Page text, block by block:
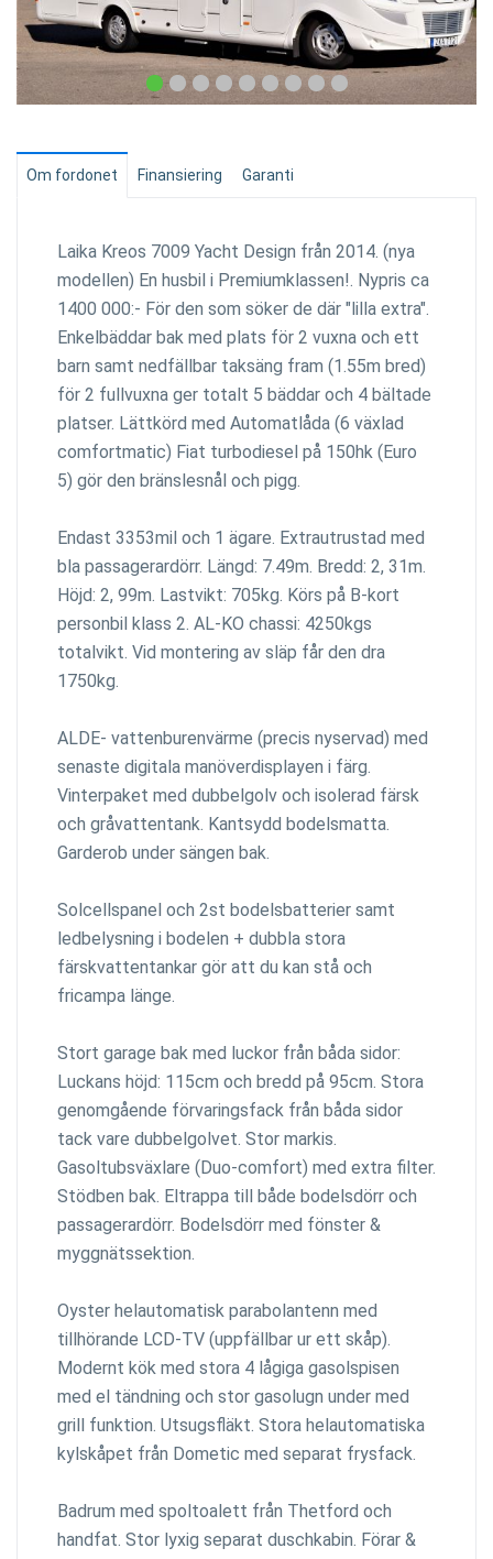
Om fordonet Finansiering Garanti
Laika Kreos 7009 Yacht Design från 2014. (nya
modellen) En husbil i Premiumklassen!. Nypris ca
1400 000:- För den som söker de där "lilla extra".
Enkelbäddar bak med plats för 2 vuxna och ett
barn samt nedfällbar taksäng fram (1.55m bred)
för 2 fullvuxna ger totalt 5 bäddar och 4 bältade
platser. Lättkörd med Automatlåda (6 växlad
comfortmatic) Fiat turbodiesel på 150hk (Euro
5) gör den bränslesnål och pigg.
Endast 3353mil och 1 ägare. Extrautrustad med
bla passagerardörr. Längd: 7.49m. Bredd: 2, 31m.
Höjd: 2, 99m. Lastvikt: 705kg. Körs på B-kort
personbil klass 2. AL-KO chassi: 4250kgs
totalvikt. Vid montering av släp får den dra
1750kg.
ALDE- vattenburenvärme (precis nyservad) med
senaste digitala manöverdisplayen i färg.
Vinterpaket med dubbelgolv och isolerad färsk
och gråvattentank. Kantsydd bodelsmatta.
Garderob under sängen bak.
Solcellspanel och 2st bodelsbatterier samt
ledbelysning i bodelen + dubbla stora
färskvattentankar gör att du kan stå och
fricampa länge.
Stort garage bak med luckor från båda sidor:
Luckans höjd: 115cm och bredd på 95cm. Stora
genomgående förvaringsfack från båda sidor
tack vare dubbelgolvet. Stor markis.
Gasoltubsväxlare (Duo-comfort) med extra filter.
Stödben bak. Eltrappa till både bodelsdörr och
passagerardörr. Bodelsdörr med fönster &
myggnätssektion.
Oyster helautomatisk parabolantenn med
tillhörande LCD-TV (uppfällbar ur ett skåp).
Modernt kök med stora 4 lågiga gasolspisen
med el tändning och stor gasolugn under med
grill funktion. Utsugsfläkt. Stora helautomatiska
kylskåpet från Dometic med separat frysfack.
Badrum med spoltoalett från Thetford och
handfat. Stor lyxig separat duschkabin. Förar &